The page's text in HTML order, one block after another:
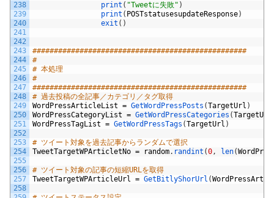
238
239
240
241
242
243
244
245
246
247
248
249
250
251
252
253
254
255
256
257
258
print ( "Tweetに失敗" )
print ( POSTstatusesupdateResponse)
exit ( )
##################################################
#
# 本処理
#
##################################################
# 過去投稿の全記事／カテゴリ／タグ取得
WordPressArticleList = GetWordPressPosts (TargetUrl )
WordPressCategoryList = GetWordPressCategories (TargetUrl
WordPressTagList = GetWordPressTags (TargetUrl )
# ツイート対象を過去記事からランダムで選択
TweetTargetWPArticletNo = random. randint (0, len(
# ツイート対象の記事の短縮URLを取得
TweetTargetWPArticleUrl = GetBitlyShorUrl (